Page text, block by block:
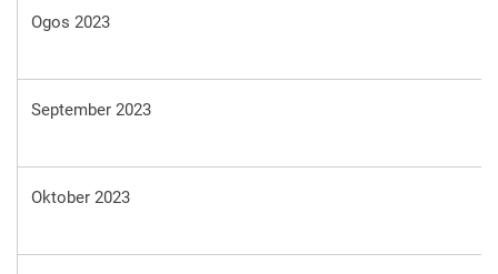
Ogos 2023
September 2023
Oktober 2023